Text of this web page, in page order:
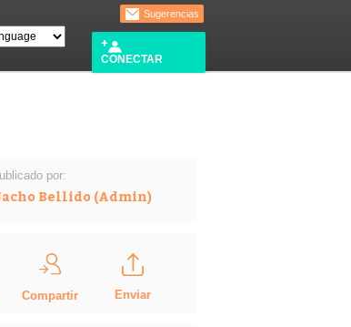
Sugerencias
CONECTAR
por:
Bellido (Admin)
Compartir Enviar